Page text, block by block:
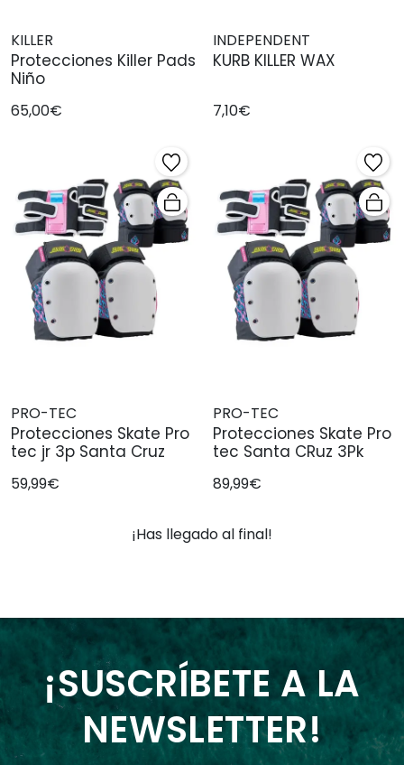
KILLER
Protecciones Killer Pads
Niño
65,00€
INDEPENDENT
KURB KILLER WAX
7,10€
PRO-TEC
Protecciones Skate Pro
tec jr 3p Santa Cruz
59,99€
PRO-TEC
Protecciones Skate Pro
tec Santa CRuz 3Pk
89,99€
¡Has llegado al final!
¡SUSCRÍBETE A LA
NEWSLETTER!